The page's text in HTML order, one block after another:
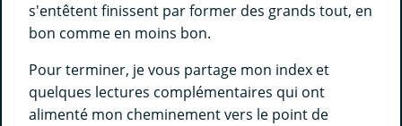
s'entêtent finissent par former des grands tout, en
bon comme en moins bon.
Pour terminer, je vous partage mon index et
quelques lectures complémentaires qui ont
alimenté mon cheminement vers le point de